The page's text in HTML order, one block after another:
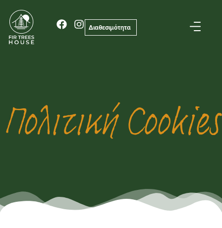
Διαθεσιμότητα
Πολιτική Cookies